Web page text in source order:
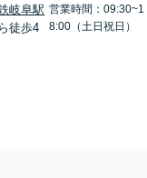
岐阜駅
徒歩4
営業時間：09:30~1
8:00（土日祝日）